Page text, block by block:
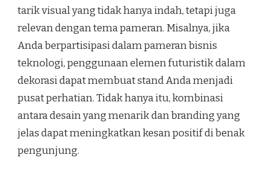
tarik visual yang tidak hanya indah, tetapi juga
relevan dengan tema pameran. Misalnya, jika
Anda berpartisipasi dalam pameran bisnis
teknologi, penggunaan elemen futuristik dalam
dekorasi dapat membuat stand Anda menjadi
pusat perhatian. Tidak hanya itu, kombinasi
antara desain yang menarik dan branding yang
jelas dapat meningkatkan kesan positif di benak
pengunjung.